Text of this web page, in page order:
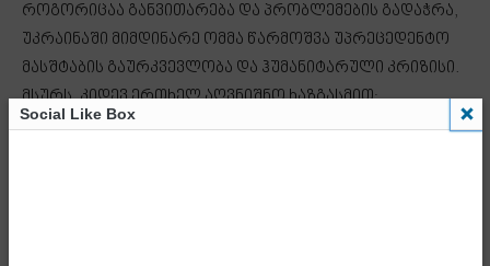
როგორიცაა განვითარება და პრობლემების გადაჭრა,
უკრაინაში მიმდინარე ომმა წარმოშვა უპრეცედენტო
მასშტაბის გაურკვევლობა და ჰუმანიტარული კრიზისი.
მსურს, კიდევ ერთხელ აღვნიშნო ხაზგასმით:
საქართველოს მხრიდან უკრაინის სუვერენიტეტის და
Social Like Box